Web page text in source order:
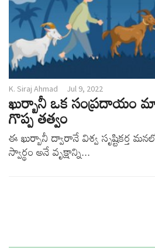
K. Siraj Ahmad Jul 9, 2022
ఖుర్బానీ ఒక సంప్రదాయం
గొప్ప తత్వం
ఈ ఖుర్బానీ ద్వారానే విశ్వ సృష్టికర్త
స్వార్థం అనే వృక్షాన్ని...